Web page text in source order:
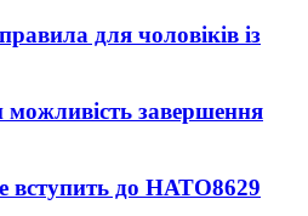
для чоловіків із
завершення
вступить до НАТО8629